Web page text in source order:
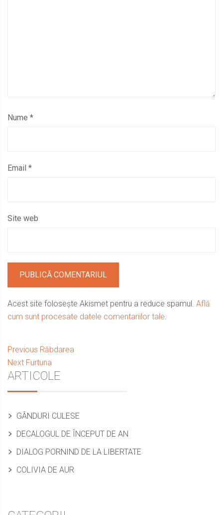
Nume *
Email *
Site web
Acest site folosește Akismet pentru a reduce spamul. Află
cum sunt procesate datele comentariilor tale.
Navigare
în
articole
Previous Previous
post:
Răbdarea
Next Next
post:
Furtuna
Sidebar
ARTICOLE
GÂNDURI CULESE
DECALOGUL DE ÎNCEPUT DE AN
DIALOG PORNIND DE LA LIBERTATE
COLIVIA DE AUR